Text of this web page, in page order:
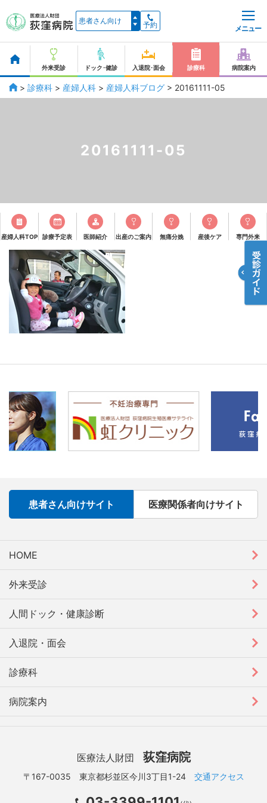
予約 メニュー
外来受診 ドック･健診 入退院･面会 診療科 病院案内
> 診療科 > 産婦人科 > 産婦人科ブログ > 20161111-05
20161111-05
産婦人科TOP 診療予定表 医師紹介 出産のご案内 無痛分娩 産後ケア 専門外来
患者さん向けサイト 医療関係者向けサイト
HOME
外来受診
人間ドック・健康診断
入退院・面会
診療科
病院案内
医療法人財団 荻窪病院
〒167-0035 東京都杉並区今川3丁目1-24 交通アクセス